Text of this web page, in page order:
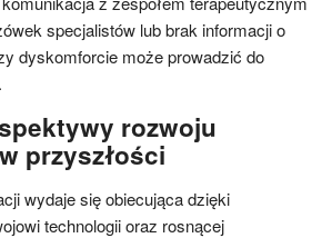
specjalistów lub brak informacji o
dyskomforcie może prowadzić do
rozwoju
przyszłości
wydaje się obiecująca dzięki
technologii oraz rosnącej